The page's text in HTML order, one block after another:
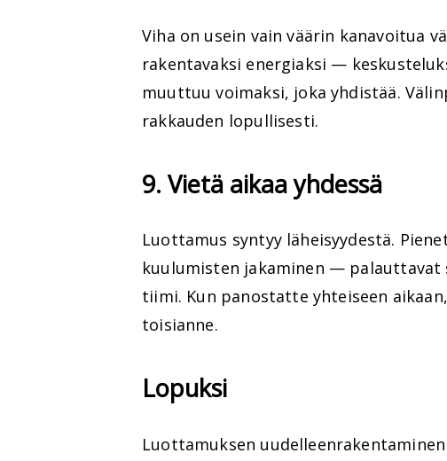
Viha on usein vain väärin kanavoitua
rakentavaksi energiaksi —
muuttuu voimaksi, joka yhdistää.
rakkauden lopullisesti.
9. Vietä aikaa yhdessä
Luottamus syntyy läheisyydestä.
kuulumisten jakaminen —
tiimi. Kun panostatte yhteiseen
toisianne.
Lopuksi
Luottamuksen